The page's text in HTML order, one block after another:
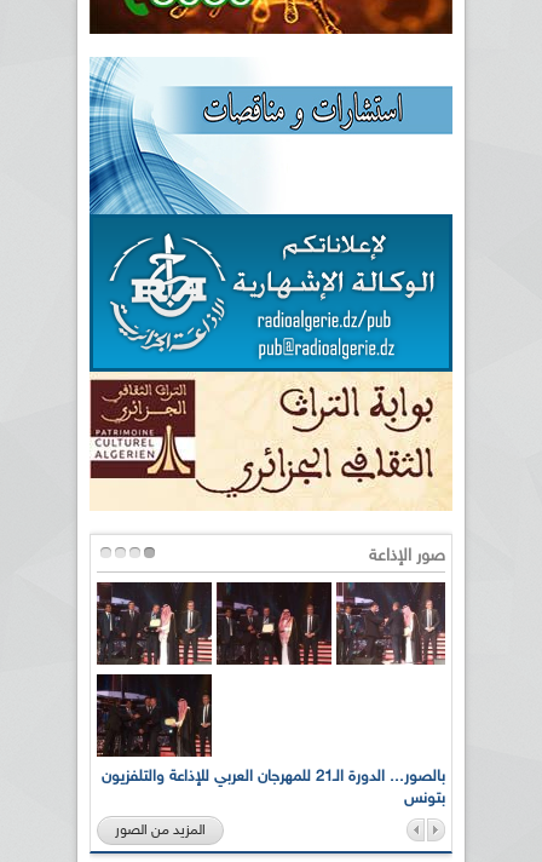
صور الإذاعة
بالصور... الدورة الـ21 للمهرجان العربي للإذاعة والتلفزيون
بتونس
المزيد من الصور